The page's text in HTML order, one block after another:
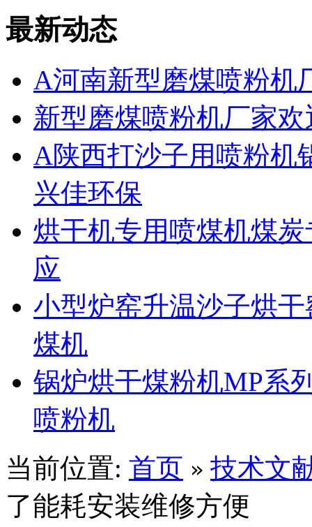
最新动态
A河南新型磨煤喷粉机
新型磨煤喷粉机厂家
A陕西打沙子用喷粉机
兴佳环保
烘干机专用喷煤机煤
应
小型炉窑升温沙子烘
煤机
锅炉烘干煤粉机MP系
喷粉机
当前位置: 首页 » 技术文
了能耗安装维修方便